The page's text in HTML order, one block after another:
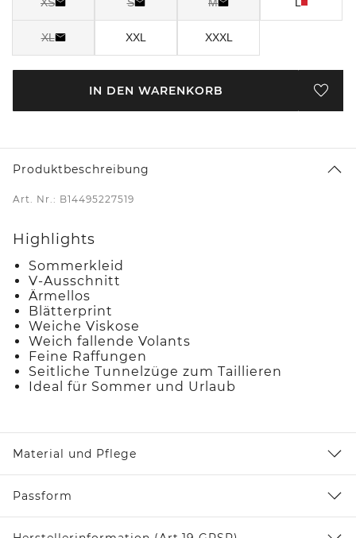
XL XXL XXXL
IN DEN WARENKORB
Produktbeschreibung
Art. Nr.: B14495227519
Highlights
Sommerkleid
V-Ausschnitt
Ärmellos
Blätterprint
Weiche Viskose
Weich fallende Volants
Feine Raffungen
Seitliche Tunnelzüge zum Taillieren
Ideal für Sommer und Urlaub
Material und Pflege
Passform